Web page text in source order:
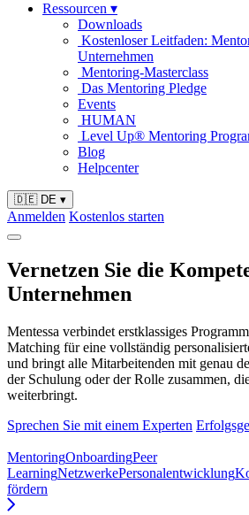
Ressourcen ▾
Downloads
Kostenloser Leitfaden:
Unternehmen
Mentoring-Masterclass
Das Mentoring Pledge
Events
HUMAN
Level Up® Mentoring
Blog
Helpcenter
🇩🇪 DE ▾
Anmelden Kostenlos starten
Vernetzen Sie die
Unternehmen
Mentessa verbindet erstklassiges
Matching für eine vollständig
und bringt alle Mitarbeitenden mit genau
der Schulung oder der Rolle zusammen,
weiterbringt.
Sprechen Sie mit einem Experten
MentoringOnboardingPeer
LearningNetzwerkePersonalentwicklung
fördern